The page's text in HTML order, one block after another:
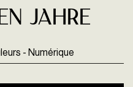
Jahre
- Numérique